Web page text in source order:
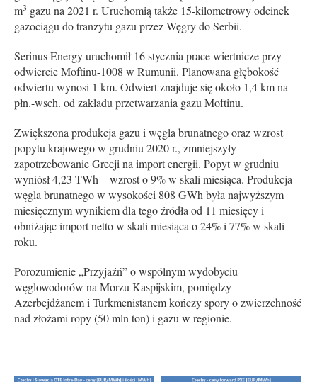
m3 gazu na 2021 r. Uruchomią także 15-kilometrowy odcinek
gazociągu do tranzytu gazu przez Węgry do Serbii.
Serinus Energy uruchomił 16 stycznia prace wiertnicze przy
odwiercie Moftinu-1008 w Rumunii. Planowana głębokość
odwiertu wynosi 1 km. Odwiert znajduje się około 1,4 km na
płn.-wsch. od zakładu przetwarzania gazu Moftinu.
Zwiększona produkcja gazu i węgla brunatnego oraz wzrost
popytu krajowego w grudniu 2020 r., zmniejszyły
zapotrzebowanie Grecji na import energii. Popyt w grudniu
wyniósł 4,23 TWh – wzrost o 9% w skali miesiąca. Produkcja
węgla brunatnego w wysokości 808 GWh była najwyższym
miesięcznym wynikiem dla tego źródła od 11 miesięcy i
obniżając import netto w skali miesiąca o 24% i 77% w skali
roku.
Porozumienie „Przyjaźń” o wspólnym wydobyciu
węglowodorów na Morzu Kaspijskim, pomiędzy
Azerbejdżanem i Turkmenistanem kończy spory o zwierzchność
nad złożami ropy (50 mln ton) i gazu w regionie.